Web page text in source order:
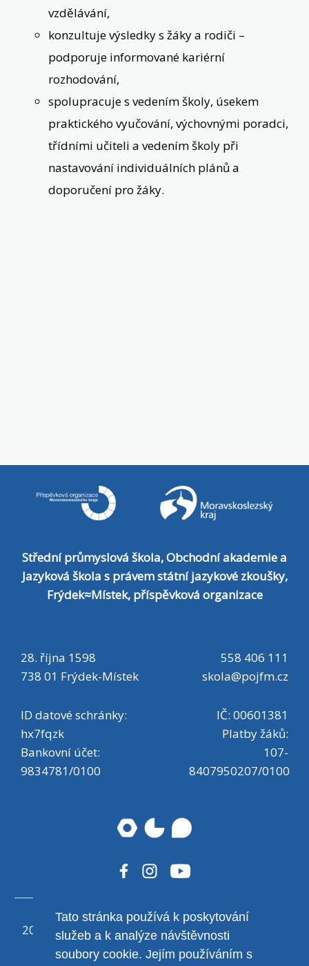
Tato stránka používá k poskytování
služeb a k analýze návštěvnosti
soubory cookie. Jejím používáním s
vzdělávání,
konzultuje výsledky s žáky a rodiči –
podporuje informované kariérní
rozhodování,
spolupracuje s vedením školy, úsekem
praktického vyučování, výchovnými poradci,
třídními učiteli a vedením školy při
nastavování individuálních plánů a
doporučení pro žáky.
Střední průmyslová škola, Obchodní akademie a
Jazyková škola s právem státní jazykové zkoušky,
Frýdek≈Místek, příspěvková organizace
28. října 1598
738 01 Frýdek-Místek
ID datové schránky:
hx7fqzk
Bankovní účet:
9834781/0100
558 406 111
skola@pojfm.cz
IČ: 00601381
Platby žáků:
107-
8407950207/0100
2020 ©eABM, design Michal Hrtoň - student POJ
F≈M v rámci dlouhodobé maturitní práce